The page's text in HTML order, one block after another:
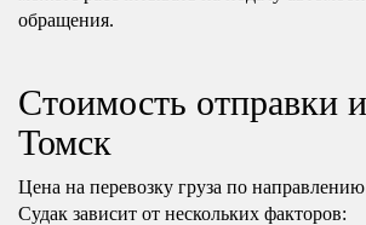
обращения.
Стоимость отправки
Томск
Цена на перевозку груза по
Судак зависит от нескольких факторов: